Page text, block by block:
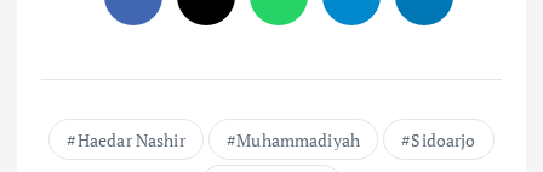
Haedar Nashir Muhammadiyah
Sidoarjo